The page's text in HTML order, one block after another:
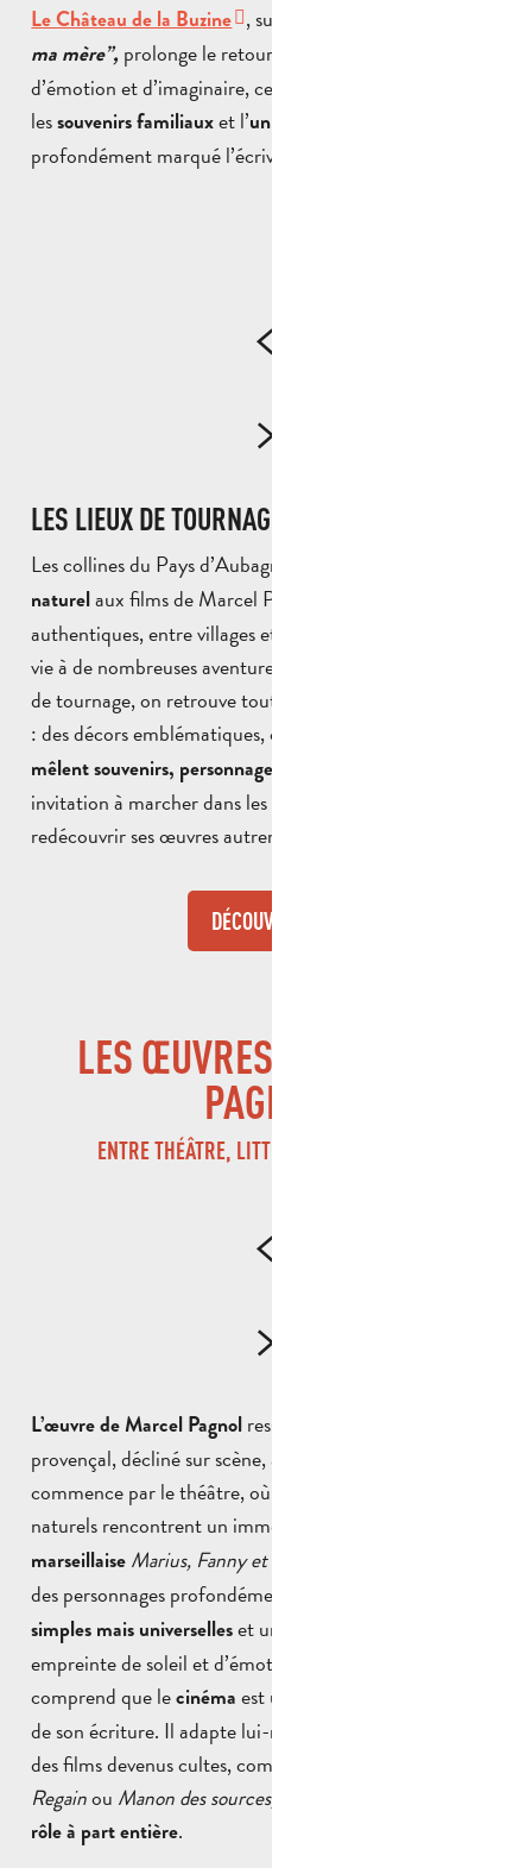
Le Château de la Buzine , surnommé
ma mère”, prolonge le retour dans son enfance. Chargé
d’émotion et d’imaginaire, ce lieu emblématique évoque
lessouvenirs familiauxet l’univers sensible
profondément marqué l’écrivain.
LES LIEUX DE TOURNAGE
Les collines du Pays d’Aubagne ont servi de
naturelaux films de Marcel Pagnol. Ces paysages
authentiques, entre villages et nature préservée, donnent
vie à de nombreuses aventures. En parcourant ces lieux
de tournage, on retrouve toute la richesse de son univers
: des décors emblématiques, chargés d’histoire, où
mêlent souvenirs, personnages et scènes cultes
invitation à marcher dans les pas de Pagnol et à
redécouvrir ses œuvres autrement.
DÉCOUVRIR
LES ŒUVRES DE MARCEL
PAGNOL
ENTRE THÉÂTRE, LITTÉRATURE ET CINÉMA
L’œuvre de Marcel Pagnol ressemble à un grand récit
provençal, décliné sur scène, à l’écran et dans les livres. Il
commence par le théâtre, où ses dialogues vifs et
naturels rencontrent un immense succès. La
marseillaise Marius, Fanny et César
des personnages profondément humains, des
simples mais universelleset une langue savoureuse,
empreinte de soleil et d’émotion. Très vite, Pagnol
comprend que lecinéma est un prolongement naturel
de son écriture. Il adapte lui-même ses pièces et réalise
des films devenus cultes, comme
Regainou Manon des sources,
rôle à part entière.